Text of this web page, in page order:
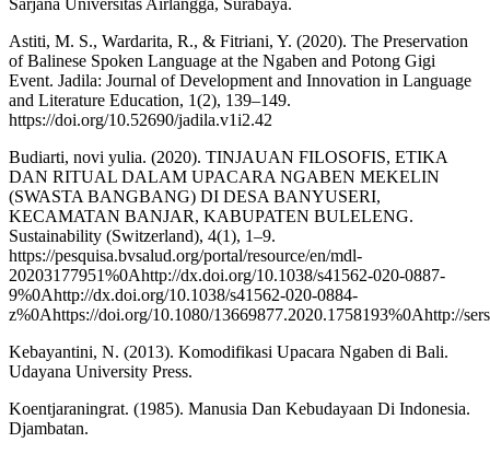
Sarjana Universitas Airlangga, Surabaya.
Astiti, M. S., Wardarita, R., & Fitriani, Y. (2020). The Preservation
of Balinese Spoken Language at the Ngaben and Potong Gigi
Event. Jadila: Journal of Development and Innovation in Language
and Literature Education, 1(2), 139–149.
https://doi.org/10.52690/jadila.v1i2.42
Budiarti, novi yulia. (2020). TINJAUAN FILOSOFIS, ETIKA
DAN RITUAL DALAM UPACARA NGABEN MEKELIN
(SWASTA BANGBANG) DI DESA BANYUSERI,
KECAMATAN BANJAR, KABUPATEN BULELENG.
Sustainability (Switzerland), 4(1), 1–9.
https://pesquisa.bvsalud.org/portal/resource/en/mdl-
20203177951%0Ahttp://dx.doi.org/10.1038/s41562-020-0887-
9%0Ahttp://dx.doi.org/10.1038/s41562-020-0884-
z%0Ahttps://doi.org/10.1080/13669877.2020.1758193%0Ahttp://
Kebayantini, N. (2013). Komodifikasi Upacara Ngaben di Bali.
Udayana University Press.
Koentjaraningrat. (1985). Manusia Dan Kebudayaan Di Indonesia.
Djambatan.